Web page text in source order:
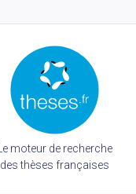
Le moteur de recherche
des thèses françaises